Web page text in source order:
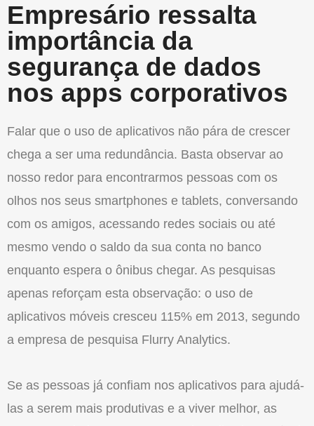
Empresário ressalta
importância da
segurança de dados
nos apps corporativos
Falar que o uso de aplicativos não pára de crescer
chega a ser uma redundância. Basta observar ao
nosso redor para encontrarmos pessoas com os
olhos nos seus smartphones e tablets, conversando
com os amigos, acessando redes sociais ou até
mesmo vendo o saldo da sua conta no banco
enquanto espera o ônibus chegar. As pesquisas
apenas reforçam esta observação: o uso de
aplicativos móveis cresceu 115% em 2013, segundo
a empresa de pesquisa Flurry Analytics.
Se as pessoas já confiam nos aplicativos para ajudá-
las a serem mais produtivas e a viver melhor, as